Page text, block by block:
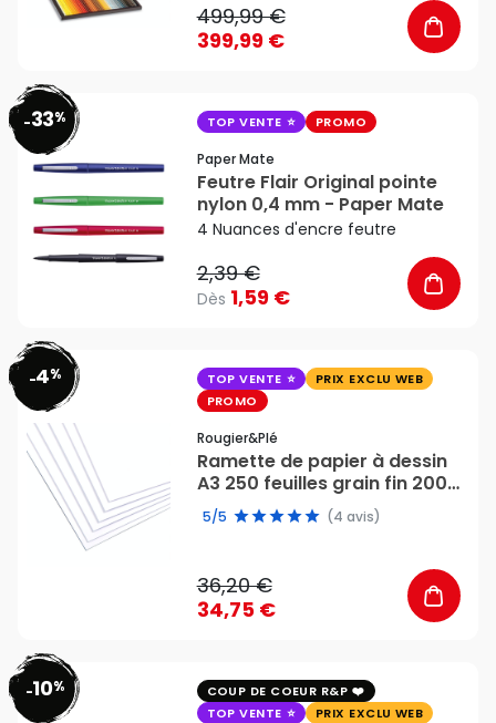
499,99 €
399,99 €
-33% TOP VENTE PROMO
Paper Mate
Feutre Flair Original pointe
nylon 0,4 mm - Paper Mate
4 Nuances d'encre feutre
2,39 €
Dès 1,59 €
-4% TOP VENTE
PRIX EXCLU WEB
PROMO
Rougier&plé
Ramette de papier à dessin
A3 250 feuilles grain fin 200
g/m² - Rougier&Plé
5/5 (4 avis)
36,20 €
34,75 €
-10%
COUP DE COEUR R&P
TOP VENTE
PRIX EXCLU WEB